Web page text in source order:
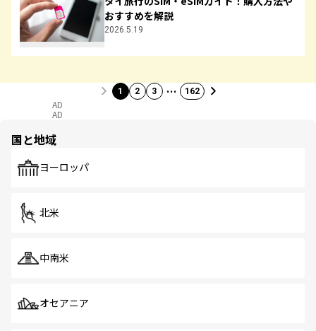
おすすめを解説
2026.5.19
1 2 3 … 162
AD
AD
国と地域
ヨーロッパ
北米
中南米
オセアニア